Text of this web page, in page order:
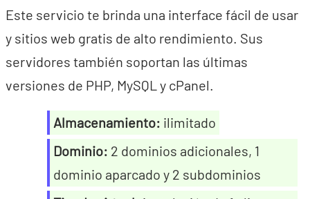
Este servicio te brinda una interface fácil de usar
y sitios web gratis de alto rendimiento. Sus
servidores también soportan las últimas
versiones de PHP, MySQL y cPanel.
Almacenamiento: ilimitado
Dominio: 2 dominios adicionales, 1
dominio aparcado y 2 subdominios